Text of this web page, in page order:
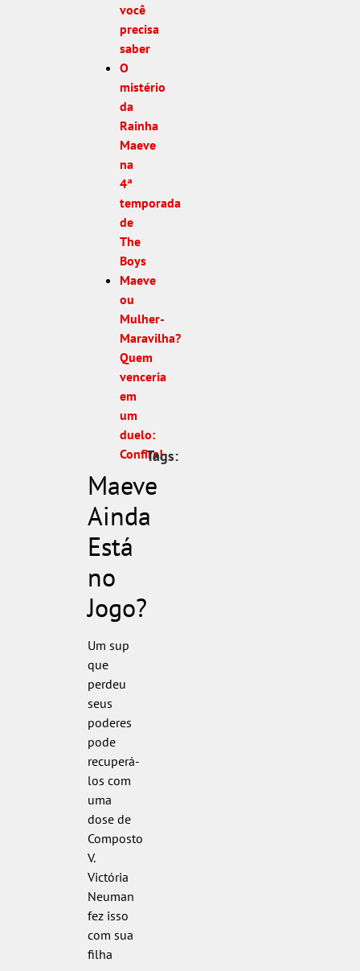
você
precisa
saber
O
mistério
da
Rainha
Maeve
na
4ª
temporada
de
The
Boys
Maeve
ou
Mulher-
Maravilha?
Quem
venceria
em
um
duelo:
Confira!
Maeve
Ainda
Está
no
Jogo?
Um sup
que
perdeu
seus
poderes
pode
recuperá-
los com
uma
dose de
Composto
V.
Victória
Neuman
fez isso
com sua
filha
Tags: